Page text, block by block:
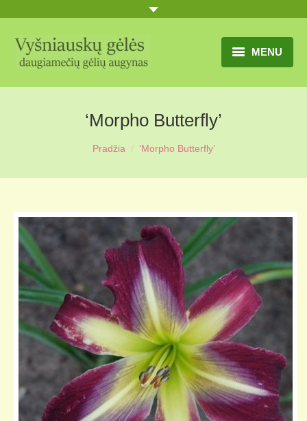
MENU
TITULINIS
GĖLIŲ KATALOGAS
PRANEŠIMAI
KONTAKTAI
APIE MUS
MŪSŲ SODYBA
MŪSŲ AUGYNAS
KELIONIŲ GALERIJA
‘Morpho Butterfly’
Pradžia ‘Morpho Butterfly’